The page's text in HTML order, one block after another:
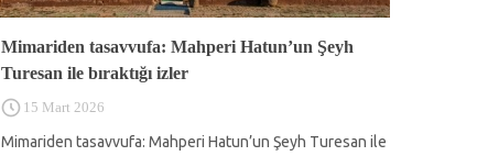
Mimariden tasavvufa: Mahperi Hatun’un Şeyh
Turesan ile bıraktığı izler
15 Mart 2026
Mimariden tasavvufa: Mahperi Hatun’un Şeyh Turesan ile